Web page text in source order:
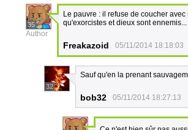
35
Author
Le pauvre : il refuse de coucher
qu'exorcistes et dieux sont
Freakazoid 05/11/2014 18:18:03
32
Sauf qu'en la prenant
bob32 05/11/2014 18:27:13